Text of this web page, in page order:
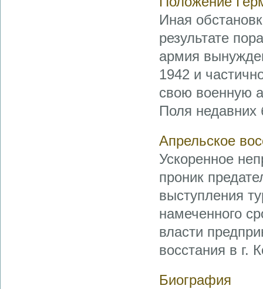
Иная
результате
армия
1942 и
свою военную
Поля
Апрельское
Ускоренное
проник
выступления
намеченного
власти
восстания в г.
Биография